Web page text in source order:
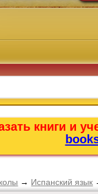
книги и
→ Испанский язык